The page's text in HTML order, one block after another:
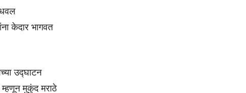
धवल
केदार भागवत
उद्घाटन
म्हणून मुकुंद मराठे